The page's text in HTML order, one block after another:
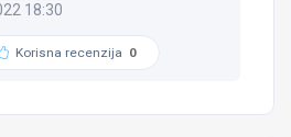
18:30
Korisna recenzija 0